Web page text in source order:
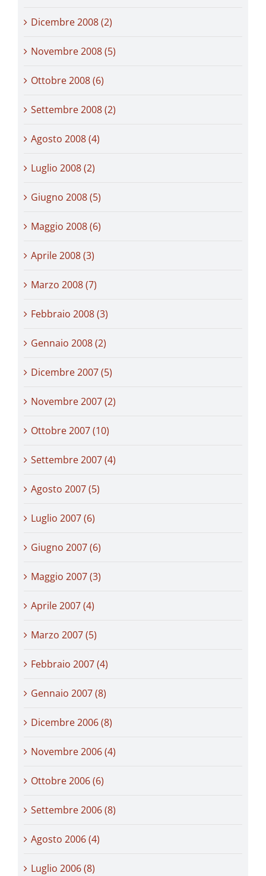
Dicembre 2008 (2)
Novembre 2008 (5)
Ottobre 2008 (6)
Settembre 2008 (2)
Agosto 2008 (4)
Luglio 2008 (2)
Giugno 2008 (5)
Maggio 2008 (6)
Aprile 2008 (3)
Marzo 2008 (7)
Febbraio 2008 (3)
Gennaio 2008 (2)
Dicembre 2007 (5)
Novembre 2007 (2)
Ottobre 2007 (10)
Settembre 2007 (4)
Agosto 2007 (5)
Luglio 2007 (6)
Giugno 2007 (6)
Maggio 2007 (3)
Aprile 2007 (4)
Marzo 2007 (5)
Febbraio 2007 (4)
Gennaio 2007 (8)
Dicembre 2006 (8)
Novembre 2006 (4)
Ottobre 2006 (6)
Settembre 2006 (8)
Agosto 2006 (4)
Luglio 2006 (8)